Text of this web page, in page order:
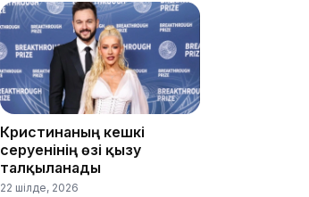
Кристинаның кешкі
серуенінің өзі қызу
талқыланады
22 шілде, 2026